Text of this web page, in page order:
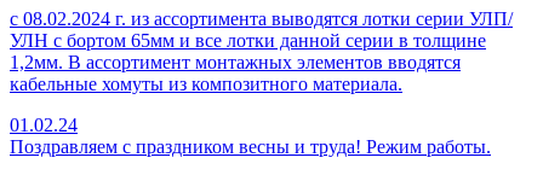
с 08.02.2024 г. из ассортимента выводятся лотки серии УЛП/
УЛН с бортом 65мм и все лотки данной серии в толщине
1,2мм. В ассортимент монтажных элементов вводятся
кабельные хомуты из композитного материала.
01.02.24
Поздравляем с праздником весны и труда! Режим работы.